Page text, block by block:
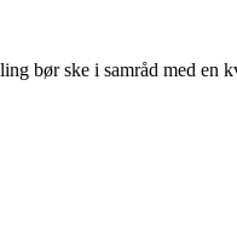
bør ske i samråd med